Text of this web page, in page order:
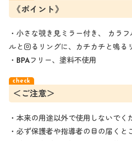
《ポイント》
・小さな覗き見ミラー付き、 カラ
ルと回るリングに、カチカチと鳴る
・BPAフリー、塗料不使用
＜ご注意＞
・本来の用途以外で使用しないでく
・必ず保護者や指導者の目の届くと